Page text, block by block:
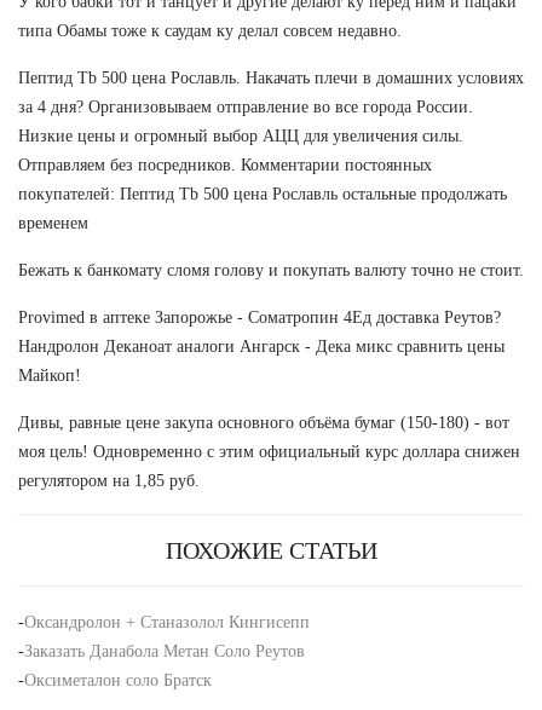
типа Обамы тоже к саудам ку делал совсем недавно.
Пептид Tb 500 цена Рославль. Накачать плечи в домашних условиях
за 4 дня? Организовываем отправление во все города России.
Низкие цены и огромный выбор АЦЦ для увеличения силы.
Отправляем без посредников. Комментарии постоянных
покупателей: Пептид Tb 500 цена Рославль остальные продолжать
временем
Бежать к банкомату сломя голову и покупать валюту точно не стоит.
Provimed в аптеке Запорожье - Cоматропин 4Ед доставка Реутов?
Нандролон Деканоат аналоги Ангарск - Дека микс сравнить цены
Майкоп!
Дивы, равные цене закупа основного объёма бумаг (150-180) - вот
моя цель! Одновременно с этим официальный курс доллара снижен
регулятором на 1,85 руб.
ПОХОЖИЕ СТАТЬИ
-Оксандролон + Станазолол Кингисепп
-Заказать Данабола Метан Соло Реутов
-Оксиметалон соло Братск